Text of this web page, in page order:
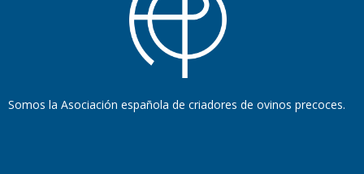
Somos la Asociación española de criadores de ovinos precoces.